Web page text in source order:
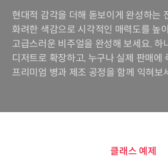
현대적 감각을 더해 돋보이게 완성하는
화려한 색감으로 시각적인 매력도를 높
고급스러운 비주얼을 완성해 보세요. 하
디저트로 확장하고, 누구나 실제 판매에
프리미엄 병과 제조 공정을 함께 익혀보
클래스 예제